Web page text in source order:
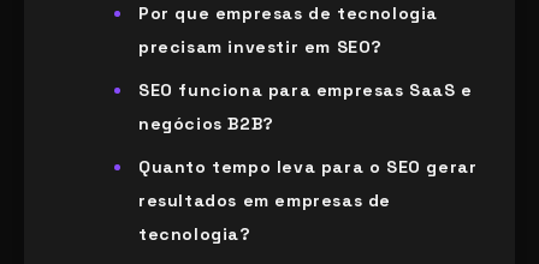
Por que empresas de tecnologia
precisam investir em SEO?
SEO funciona para empresas SaaS e
negócios B2B?
Quanto tempo leva para o SEO gerar
resultados em empresas de
tecnologia?